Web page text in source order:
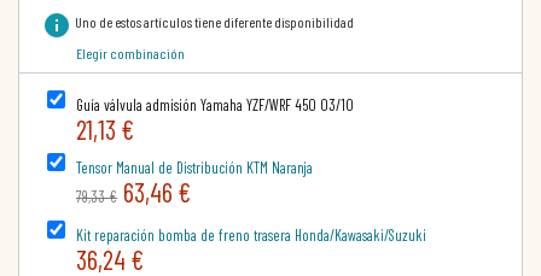
info Uno de estos artículos tiene diferente disponibilidad
Elegir combinación
Guía válvula admisión Yamaha YZF/WRF 450 03/10
21,13 €
Tensor Manual de Distribución KTM Naranja
79,33 € 63,46 €
Kit reparación bomba de freno trasera Honda/Kawasaki/Suzuki
36,24 €